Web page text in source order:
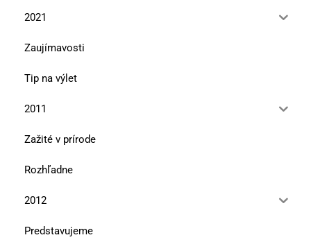
2021
Zaujímavosti
Tip na výlet
2011
Zažité v prírode
Rozhľadne
2012
Predstavujeme